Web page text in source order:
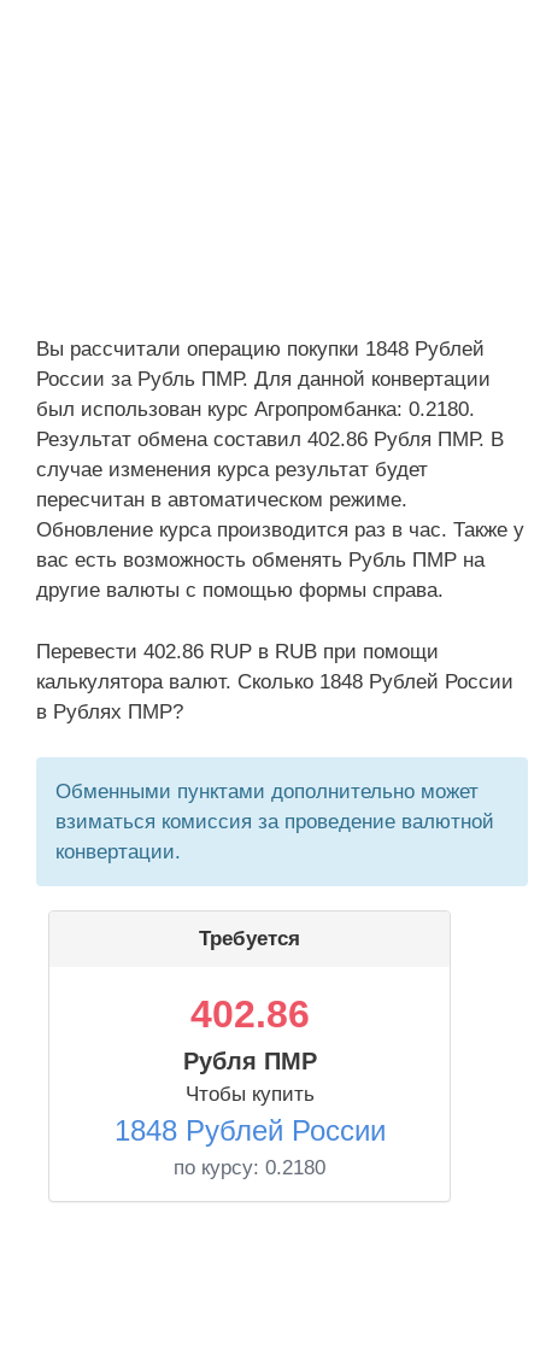
Вы рассчитали операцию покупки 1848 Рублей
России за Рубль ПМР. Для данной конвертации
был использован курс Агропромбанка: 0.2180.
Результат обмена составил 402.86 Рубля ПМР. В
случае изменения курса результат будет
пересчитан в автоматическом режиме.
Обновление курса производится раз в час. Также у
вас есть возможность обменять Рубль ПМР на
другие валюты с помощью формы справа.
Перевести 402.86 RUP в RUB при помощи
калькулятора валют. Сколько 1848 Рублей России
в Рублях ПМР?
Обменными пунктами дополнительно может
взиматься комиссия за проведение валютной
конвертации.
Требуется
402.86
Рубля ПМР
Чтобы купить
1848 Рублей России
по курсу: 0.2180